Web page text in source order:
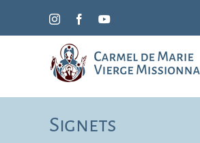
InstagramFacebookYouTube
Signets